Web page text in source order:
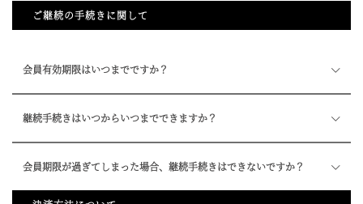
ご継続の手続きに関して
会員有効期限はいつまでですか？
継続手続きはいつからいつまでできますか？
会員期限が過ぎてしまった場合、継続手続きはできないですか？